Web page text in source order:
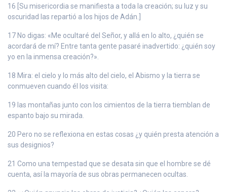
16 [Su misericordia se manifiesta a toda la creación; su luz y su
oscuridad las repartió a los hijos de Adán.]
17 No digas: «Me ocultaré del Señor, y allá en lo alto, ¿quién se
acordará de mí? Entre tanta gente pasaré inadvertido: ¿quién soy
yo en la inmensa creación?».
18 Mira: el cielo y lo más alto del cielo, el Abismo y la tierra se
conmueven cuando él los visita:
19 las montañas junto con los cimientos de la tierra tiemblan de
espanto bajo su mirada.
20 Pero no se reflexiona en estas cosas ¿y quién presta atención a
sus designios?
21 Como una tempestad que se desata sin que el hombre se dé
cuenta, así la mayoría de sus obras permanecen ocultas.